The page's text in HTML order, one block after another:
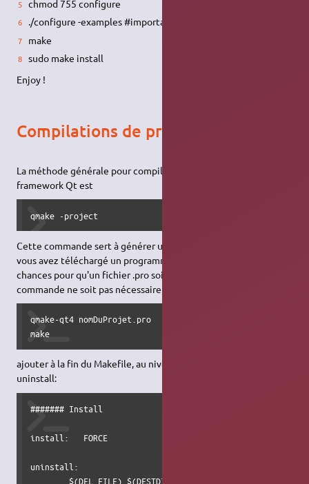
chmod 755 configure
./configure -examples #important !
make
sudo make install
Enjoy !
Compilations de programmes Qt
La méthode générale pour compiler un programme créé avec le
framework Qt est
qmake -project
Cette commande sert à générer un fichier de projet (.pro). Si
vous avez téléchargé un programme à compiler, il y a de fortes
chances pour qu'un fichier .pro soit présent et que cette
commande ne soit pas nécessaire
qmake-qt4 nomDuProjet.pro
make
ajouter à la fin du Makefile, au niveau des cibles install et
uninstall:
####### Install
install:   FORCE
uninstall: